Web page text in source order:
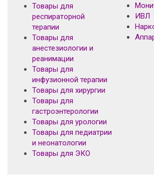
Товары для
респираторной
терапии
Товары для
анестезиологии и
реанимации
Товары для
инфузионной терапии
Товары для хирургии
Товары для
гастроэнтерологии
Товары для урологии
Товары для педиатрии
и неонатологии
Товары для ЭКО
ИВЛ